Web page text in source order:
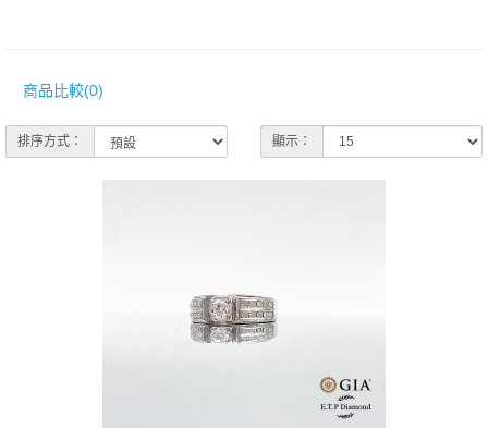
商品比較(0)
排序方式： 顯示：